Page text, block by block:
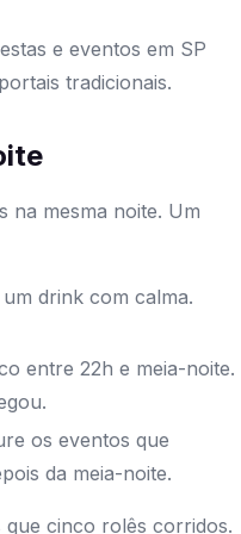
e eventos em SP
tradicionais.
na mesma noite. Um
drink com calma.
entre 22h e meia-noite.
os eventos que
da meia-noite.
que cinco rolês corridos.